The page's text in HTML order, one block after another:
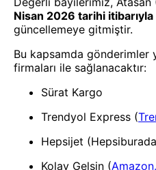
Araç İçi Süpürge
Mey İthalat® VC006 50W 4000
Fonksiyonlu Araç Süpürge -
Siyah